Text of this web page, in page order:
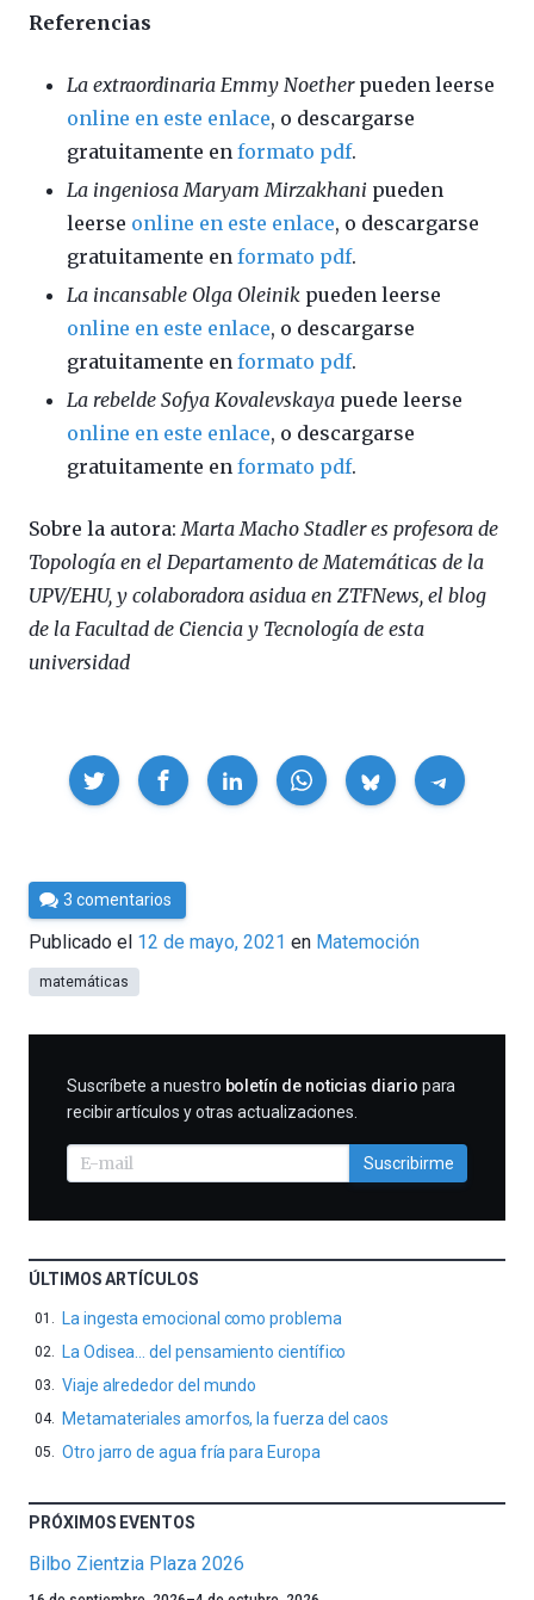
Referencias
La extraordinaria Emmy Noetherpueden leerse
online en este enlace, o descargarse
gratuitamente en formato pdf.
La ingeniosa Maryam Mirzakhani pueden
leerse online en este enlace, o descargarse
gratuitamente en formato pdf.
La incansable Olga Oleinik pueden leerse
online en este enlace, o descargarse
gratuitamente en formato pdf.
La rebelde Sofya Kovalevskaya puede leerse
online en este enlace, o descargarse
gratuitamente en formato pdf.
Sobre la autora: Marta Macho Stadler es profesora de
Topología en el Departamento de Matemáticas de la
UPV/EHU, y colaboradora asidua en ZTFNews, el blog
de la Facultad de Ciencia y Tecnología de esta
universidad
Compartir
Por
César
Tomé
3 comentarios
Publicado el 12 de mayo, 2021 en Matemoción
matemáticas
SUSCRIBIRME
Suscríbete a nuestro boletín de noticias diario para
recibir artículos y otras actualizaciones.
Suscribirme
ÚLTIMOS ARTÍCULOS
La ingesta emocional como problema
La Odisea… del pensamiento científico
Viaje alrededor del mundo
Metamateriales amorfos, la fuerza del caos
Otro jarro de agua fría para Europa
PRÓXIMOS EVENTOS
Bilbo Zientzia Plaza 2026